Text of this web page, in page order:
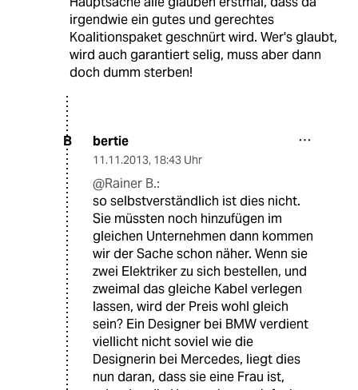
irgendwie ein gutes und gerechtes
Koalitionspaket geschnürt wird. Wer's glaubt,
wird auch garantiert selig, muss aber dann
doch dumm sterben!
B bertie
11.11.2013, 18:43 Uhr
@Rainer B.:
so selbstverständlich ist dies nicht.
Sie müssten noch hinzufügen im
gleichen Unternehmen dann kommen
wir der Sache schon näher. Wenn sie
zwei Elektriker zu sich bestellen, und
zweimal das gleiche Kabel verlegen
lassen, wird der Preis wohl gleich
sein? Ein Designer bei BMW verdient
viellicht nicht soviel wie die
Designerin bei Mercedes, liegt dies
nun daran, dass sie eine Frau ist,